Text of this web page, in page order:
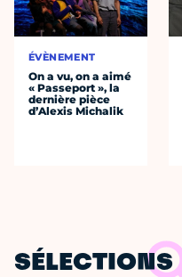
ÉVÈNEMENT
On a vu, on a aimé
« Passeport », la
dernière pièce
d’Alexis Michalik
SÉLECTIONS